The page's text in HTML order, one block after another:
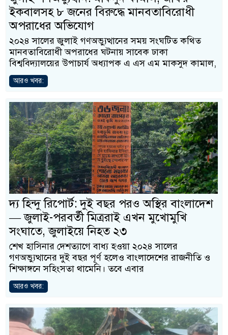
ইকবালসহ ৮ জনের বিরুদ্ধে মানবতাবিরোধী
অপরাধের অভিযোগ
২০২৪ সালের জুলাই গণঅভ্যুত্থানের সময় সংঘটিত কথিত
মানবতাবিরোধী অপরাধের ঘটনায় সাবেক ঢাকা
বিশ্ববিদ্যালয়ের উপাচার্য অধ্যাপক এ এস এম মাকসুদ কামাল,
আরও খবর:
দ্য হিন্দু রিপোর্ট: দুই বছর পরও অস্থির বাংলাদেশ
— জুলাই-পরবর্তী মিত্ররাই এখন মুখোমুখি
সংঘাতে, জুলাইয়ে নিহত ২৩
শেখ হাসিনার দেশত্যাগে বাধ্য হওয়া ২০২৪ সালের
গণঅভ্যুত্থানের দুই বছর পূর্ণ হলেও বাংলাদেশের রাজনীতি ও
শিক্ষাঙ্গনে সহিংসতা থামেনি। তবে এবার
আরও খবর: